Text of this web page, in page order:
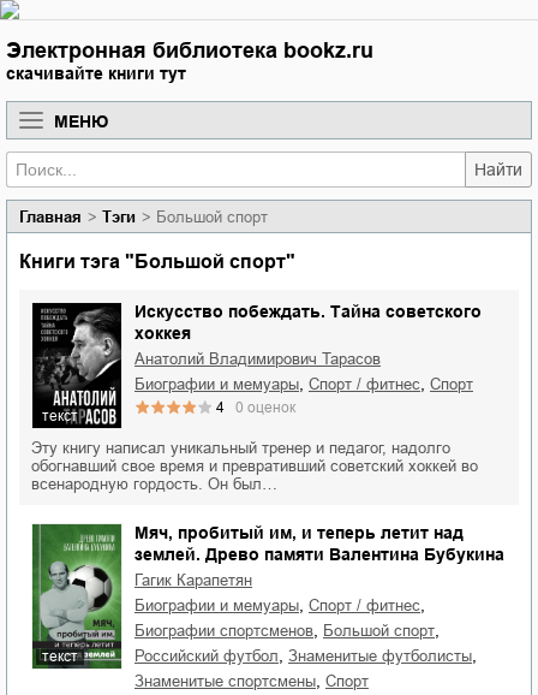
Электронная библиотека bookz.ru
скачивайте книги тут
МЕНЮ
Найти
Главная Тэги Большой спорт
Книги тэга "Большой спорт"
текст
Искусство побеждать. Тайна советского
хоккея
Анатолий Владимирович Тарасов
биографии и мемуары
спорт / фитнес спорт
4 0 оценок
Эту книгу написал уникальный тренер и педагог, надолго
обогнавший свое время и превративший советский хоккей во
всенародную гордость. Он был…
текст
Мяч, пробитый им, и теперь летит над
землей. Древо памяти Валентина Бубукина
Гагик Карапетян
биографии и мемуары, спорт / фитнес,
биографии спортсменов, большой спорт,
российский футбол, знаменитые футболисты,
знаменитые спортсмены, спорт